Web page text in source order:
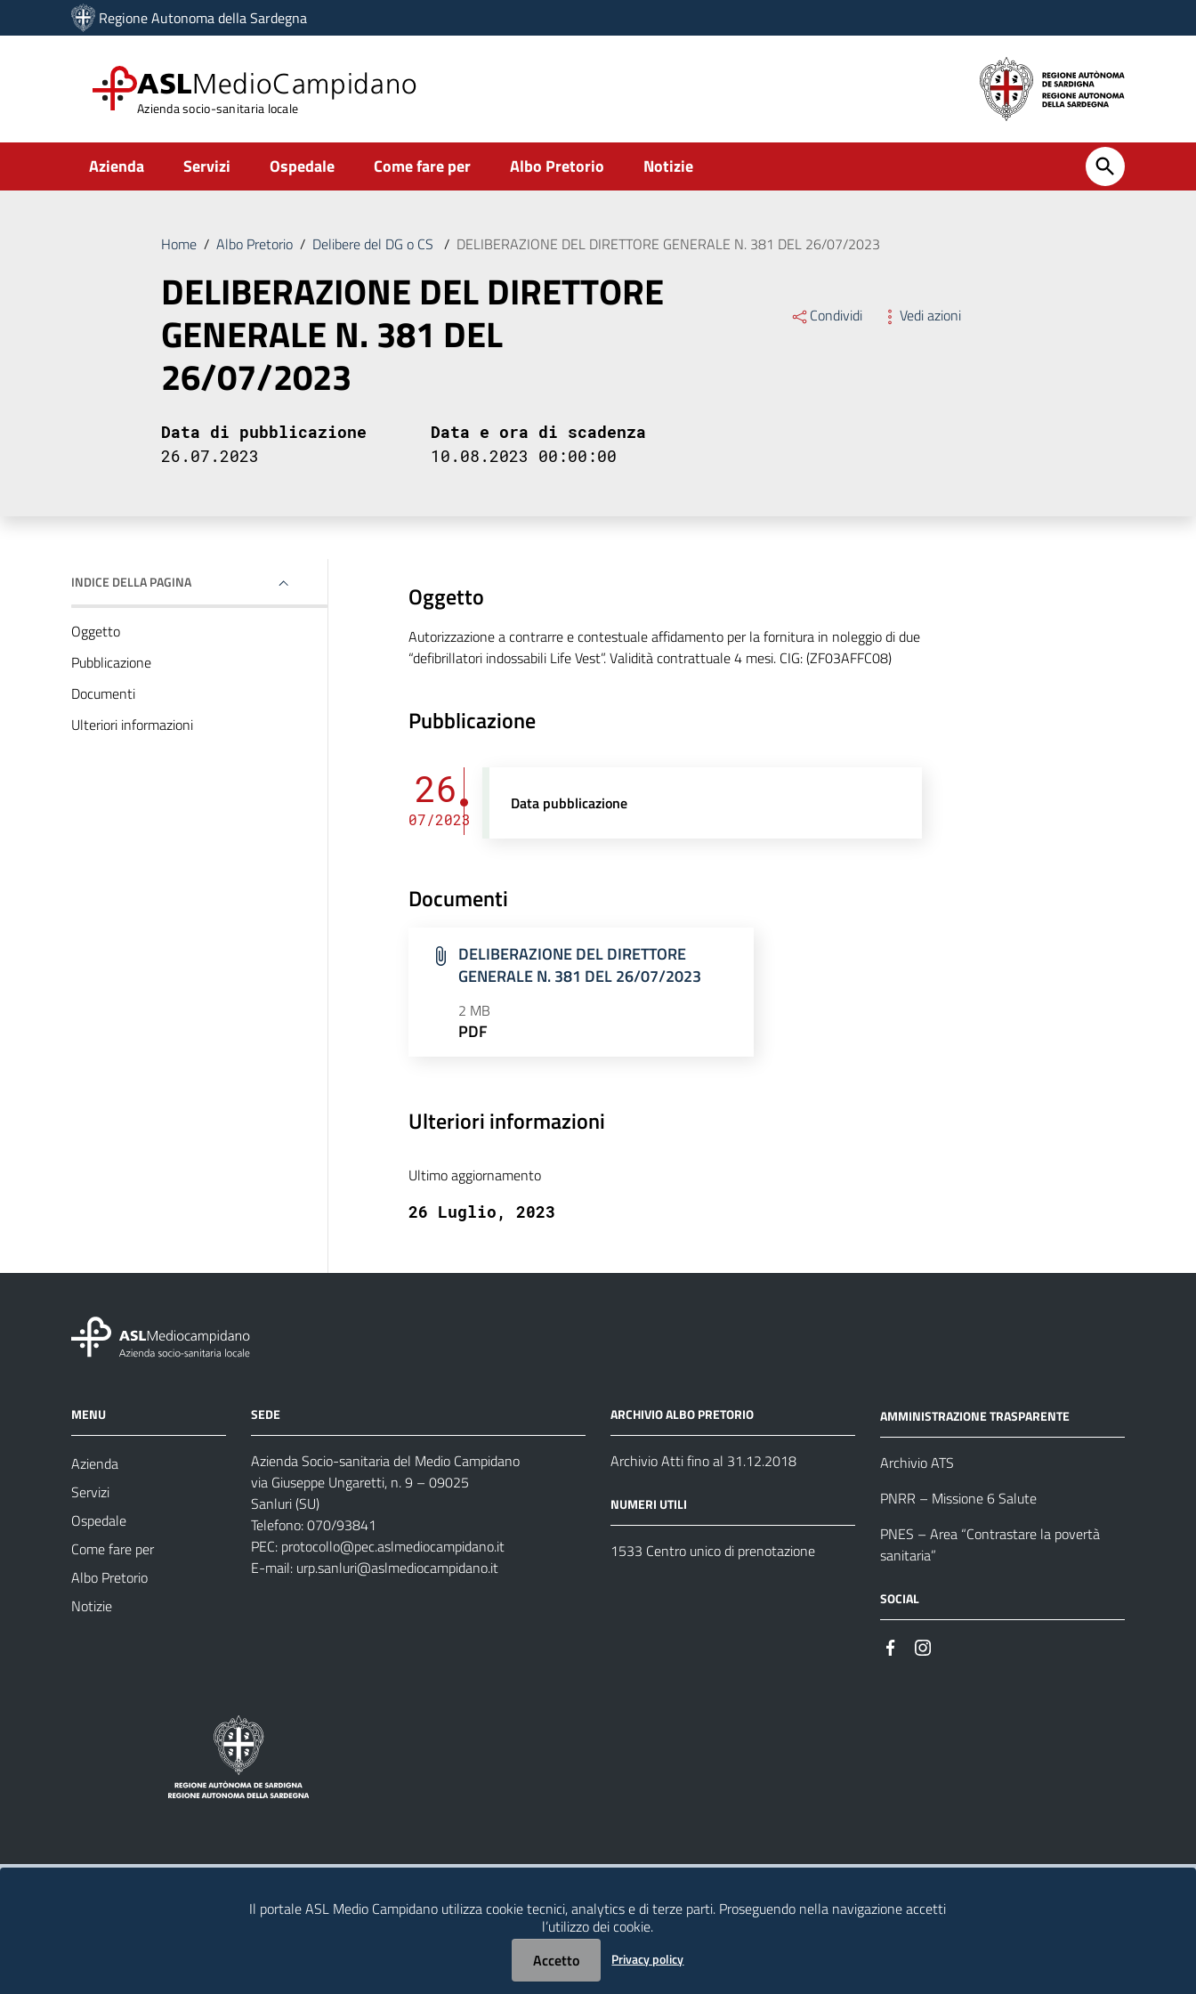
Vai ai contenuti
Vai al menu di navigazione
Regione Autonoma della Sardegna
ASLMedioCampidano
Azienda socio-sanitaria locale
Submenu
Azienda Servizi Ospedale Come fare per Albo Pretorio Notizie
Home / Albo Pretorio / Delibere del DG o CS / DELIBERAZIONE DEL DIRETTORE GENERALE N. 381 DEL 26/07/2023
DELIBERAZIONE DEL DIRETTORE
GENERALE N. 381 DEL
26/07/2023
Condividi Vedi azioni
Data di pubblicazione
26.07.2023
Data e ora di scadenza
10.08.2023 00:00:00
INDICE DELLA PAGINA
Oggetto
Pubblicazione
Documenti
Ulteriori informazioni
Oggetto
Autorizzazione a contrarre e contestuale affidamento per la fornitura in noleggio di due
“defibrillatori indossabili Life Vest”. Validità contrattuale 4 mesi. CIG: (ZF03AFFC08)
Pubblicazione
26
07/2023
Data pubblicazione
Documenti
DELIBERAZIONE DEL DIRETTORE
GENERALE N. 381 DEL 26/07/2023
2 MB
PDF
Ulteriori informazioni
Ultimo aggiornamento
26 Luglio, 2023
MENU
Azienda
Servizi
Ospedale
Come fare per
Albo Pretorio
Notizie
SEDE
Azienda Socio-sanitaria del Medio Campidano
via Giuseppe Ungaretti, n. 9 – 09025
Sanluri (SU)
Telefono: 070/93841
PEC: protocollo@pec.aslmediocampidano.it
E-mail: urp.sanluri@aslmediocampidano.it
ARCHIVIO ALBO PRETORIO
Archivio Atti fino al 31.12.2018
NUMERI UTILI
1533 Centro unico di prenotazione
AMMINISTRAZIONE TRASPARENTE
Archivio ATS
PNRR – Missione 6 Salute
PNES – Area “Contrastare la povertà
sanitaria”
SOCIAL
Il portale ASL Medio Campidano utilizza cookie tecnici, analytics e di terze parti. Proseguendo nella navigazione accetti
l’utilizzo dei cookie.
Accetto
Privacy policy